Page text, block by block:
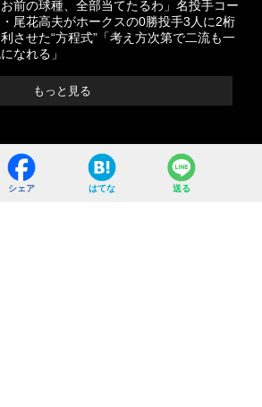
お前の球種、全部当てたるわ」名投手コー
尾花高夫がホークスの0勝投手3人に2桁
利させた“方程式”「考え方次第で二流も一
なれる」
もっと見る
シェア はてな 送る